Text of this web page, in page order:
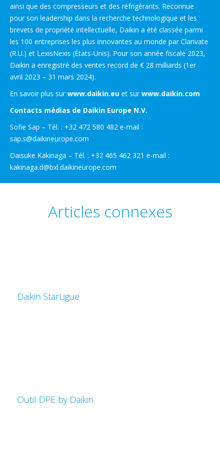
ainsi que des compresseurs et des réfrigérants. Reconnue
pour son leadership dans la recherche technologique et les
brevets de propriété intellectuelle, Daikin a été classée parmi
les 100 entreprises les plus innovantes au monde par Clarivate
(R.U.) et LexisNexis (États-Unis). Pour son année fiscale 2023,
Daikin a enregistré des ventes record de € 28 milliards (1er
avril 2023 – 31 mars 2024).
En savoir plus surwww.daikin.eu et surwww.daikin.com
Contacts médias de Daikin Europe N.V.
Sofie Sap – Tél. : +32 472 580 482 e-mail :
sap.s@daikineurope.com
Daisuke Kakinaga – Tél. : +32 465 462 321 e-mail :
kakinaga.d@bxl.daikineurope.com
Articles connexes
Daikin StarLigue
Outil DPE by Daikin